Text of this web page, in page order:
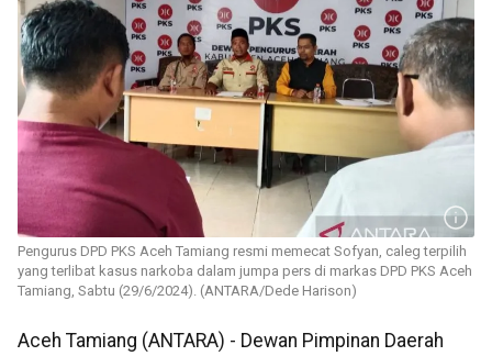
Pengurus DPD PKS Aceh Tamiang resmi memecat Sofyan, caleg terpilih
yang terlibat kasus narkoba dalam jumpa pers di markas DPD PKS Aceh
Tamiang, Sabtu (29/6/2024). (ANTARA/Dede Harison)
Aceh Tamiang (ANTARA) - Dewan Pimpinan Daerah